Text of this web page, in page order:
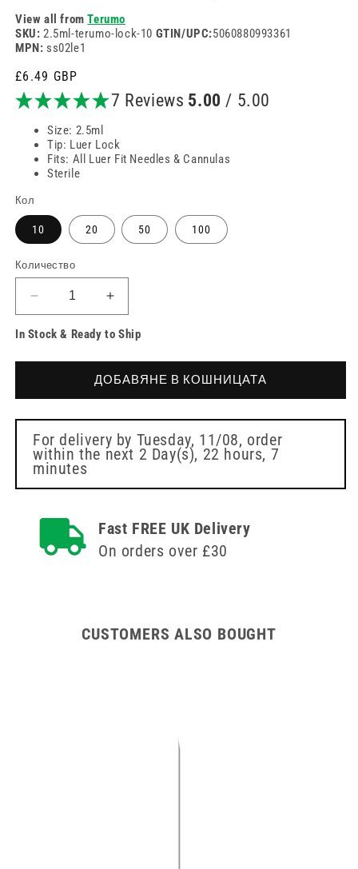
View all fromTerumo
SKU: 2.5ml-terumo-lock-10 GTIN/UPC:5060880993361
MPN: ss02le1
Редовна
цена
£6.49 GBP
7 Reviews 5.00 / 5.00
Size: 2.5ml
Tip: Luer Lock
Fits: All Luer Fit Needles & Cannulas
Sterile
Кол
10 20 50 100
Количество
Намаляване
на
количеството
Luer
Lock
от
2,5
ml
Увеличете
количеството
за
Luer
Lock
от
2,5
ml
In Stock & Ready to Ship
ДОБАВЯНЕ В КОШНИЦАТА
For delivery by Tuesday, 11/08, order
within the next 2 Day(s), 22 hours, 7
minutes
Fast FREE UK Delivery
On orders over £30
CUSTOMERS ALSO BOUGHT